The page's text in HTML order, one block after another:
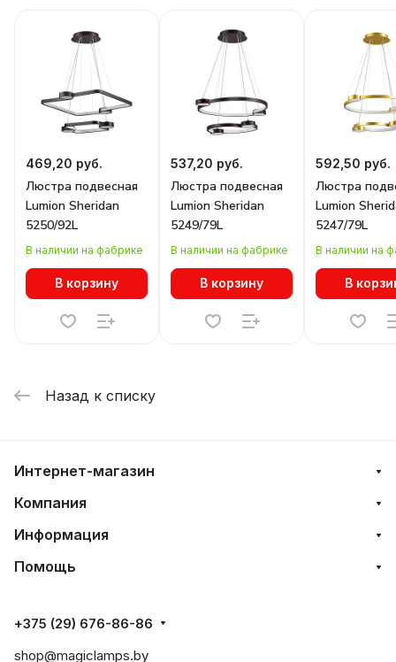
469,20 руб.
Люстра подвесная
Lumion Sheridan
5250/92L
В наличии на фабрике
В корзину
537,20 руб.
Люстра подвесная
Lumion Sheridan
5249/79L
В наличии на фабрике
В корзину
592,50 руб.
Люстра
Lumion
5247/79L
В наличии на
В
Назад к списку
Интернет-магазин
Компания
Информация
Помощь
+375 (29) 676-86-86
shop@magiclamps.by